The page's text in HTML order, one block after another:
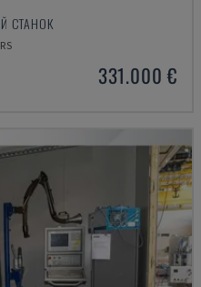
СТАНОК
331.000 €